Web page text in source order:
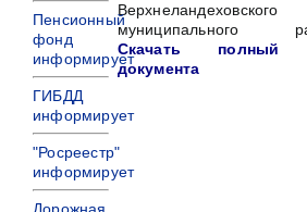
Верхнеландеховского
муниципального
Скачать полный
документа
Пенсионный
фонд
информирует
ГИБДД
информирует
"Росреестр"
информирует